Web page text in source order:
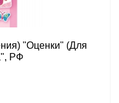
"Оценки" (Для
РФ